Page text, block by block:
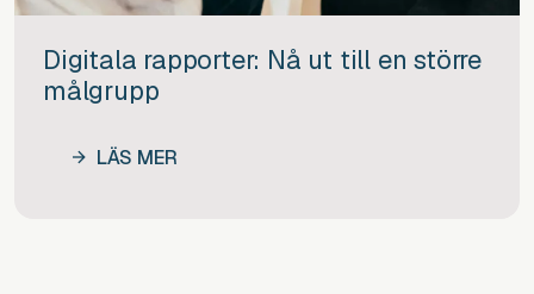
Digitala rapporter: Nå ut till en större
målgrupp
LÄS MER